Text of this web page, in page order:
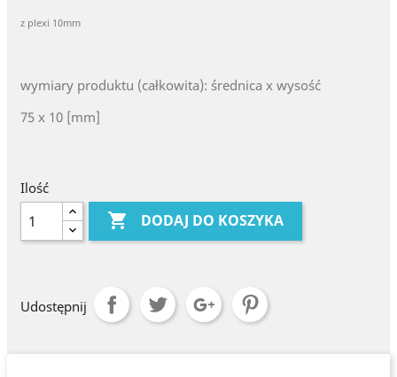
z plexi 10mm
wymiary produktu (całkowita): średnica x wysość
75 x 10 [mm]
Ilość
 DODAJ DO KOSZYKA
Udostępnij